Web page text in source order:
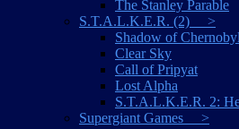
The Stanley Parable
S.T.A.L.K.E.R. (2) >
Shadow of
Clear Sky
Call of Pripyat
Lost Alpha
S.T.A.L.K.E.R. 2:
Supergiant Games >